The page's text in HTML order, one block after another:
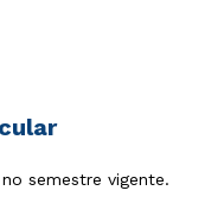
semestre vigente.